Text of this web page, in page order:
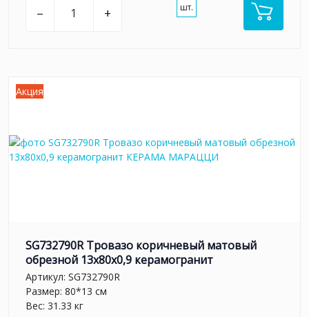
– + шт.
Акция
SG732790R Тровазо коричневый матовый
обрезной 13x80x0,9 керамогранит
Артикул: SG732790R
Размер: 80*13 см
Вес: 31.33 кг